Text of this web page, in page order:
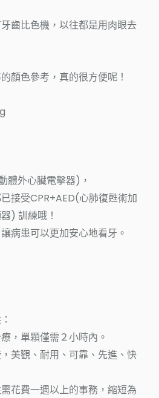
齒比色機，以往都是用肉眼去
顏色參考，真的很方便呢！
體外心臟電擊器)，
接受CPR+AED(心肺復甦術加
) 訓練哦！
病患可以更加安心地看牙。
，單顆僅需２小時內。
美觀、耐用、可靠、先進、快
花費一週以上的事務，縮短為